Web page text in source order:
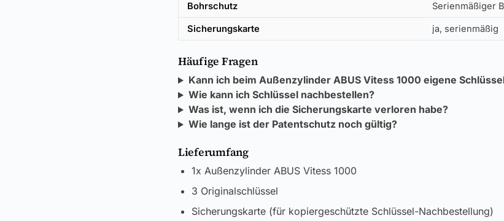
Bohrschutz Serienmäßiger
Sicherungskarte ja, serienmäßig
Häufige Fragen
Kann ich beim Außenzylinder ABUS Vitess 1000 eigene
Wie kann ich Schlüssel nachbestellen?
Was ist, wenn ich die Sicherungskarte verloren habe?
Wie lange ist der Patentschutz noch gültig?
Lieferumfang
1x Außenzylinder ABUS Vitess 1000
3 Originalschlüssel
Sicherungskarte (für kopiergeschützte Schlüssel-Nachbestellung)